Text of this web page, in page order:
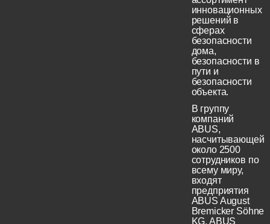
инновационных
решений в
сферах
безопасности
дома,
безопасности в
пути и
безопасности
объекта.
В группу
компаний
ABUS,
насчитывающей
около 2500
сотрудников по
всему миру,
входят
предприятия
ABUS August
Bremicker Söhne
KG, ABUS